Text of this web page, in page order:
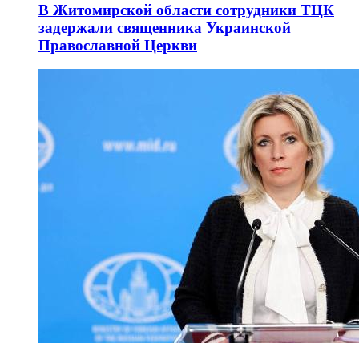
В Житомирской области сотрудники ТЦК
задержали священника Украинской
Православной Церкви